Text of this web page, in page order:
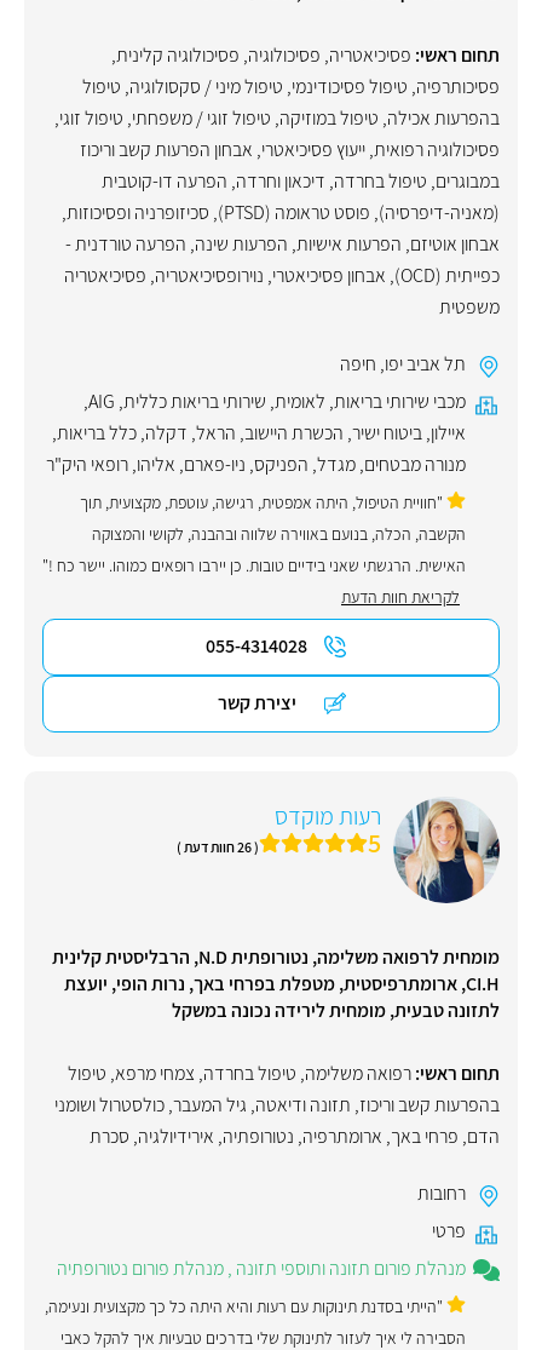
תחום ראשי: פסיכיאטריה, פסיכולוגיה, פסיכולוגיה קלינית,
פסיכותרפיה, טיפול פסיכודינמי, טיפול מיני / סקסולוגיה, טיפול
בהפרעות אכילה, טיפול במוזיקה, טיפול זוגי / משפחתי, טיפול זוגי,
פסיכולוגיה רפואית,ייעוץ פסיכיאטרי, אבחון הפרעות קשב וריכוז
במבוגרים, טיפול בחרדה, דיכאון וחרדה, הפרעה דו-קוטבית
(מאניה-דיפרסיה), פוסט טראומה (PTSD) , סכיזופרניה ופסיכוזות,
אבחון אוטיזם, הפרעות אישיות, הפרעות שינה, הפרעה טורדנית -
כפייתית (OCD)
, אבחון פסיכיאטרי, נוירופסיכיאטריה, פסיכיאטריה
משפטית
תל אביב יפו, חיפה
מכבי שירותי בריאות, לאומית, שירותי בריאות כללית,
AIG
,
איילון,ביטוח ישיר, הכשרת היישוב, הראל, דקלה,כלל בריאות,
מנורה מבטחים,מגדל, הפניקס, ניו-פארם, אליהו,רופאי היק"ר
"חוויית הטיפול, היתה אמפטית, רגישה, עוטפת, מקצועית, תוך
הקשבה, הכלה, בנועם באווירה שלווה ובהבנה, לקושי והמצוקה
האישית. הרגשתי שאני בידיים טובות. כן יירבו רופאים כמוהו. יישר כח !"
לקריאת חוות הדעת
055-4314028
יצירת קשר
רעות מוקדס
5 ( 26 חוות דעת )
מומחית לרפואה משלימה, נטורופתית N.D, הרבליסטית קלינית
CI.H, ארומתרפיסטית, מטפלת בפרחי באך, נרות הופי, יועצת
לתזונה טבעית, מומחית לירידה נכונה במשקל
תחום ראשי:רפואה משלימה, טיפול בחרדה, צמחי מרפא, טיפול
בהפרעות קשב וריכוז, תזונה ודיאטה, גיל המעבר,כולסטרול ושומני
הדם, פרחי באך, ארומתרפיה, נטורופתיה, אירידיולגיה, סכרת
רחובות
פרטי
מנהלת פורום תזונה ותוספי תזונה ,מנהלת פורום נטורופתיה
"הייתי בסדנת תינוקות עם רעות והיא היתה כל כך מקצועית ונעימה,
הסבירה לי איך לעזור לתינוקת שלי בדרכים טבעיות איך להקל כאבי